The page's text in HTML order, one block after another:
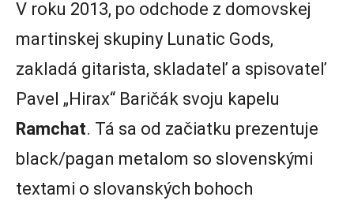
V roku 2013, po odchode z domovskej
martinskej skupiny Lunatic Gods,
zakladá gitarista, skladateľ a spisovateľ
Pavel „Hirax“ Baričák svoju kapelu
Ramchat. Tá sa od začiatku prezentuje
black/pagan metalom so slovenskými
textami o slovanských bohoch